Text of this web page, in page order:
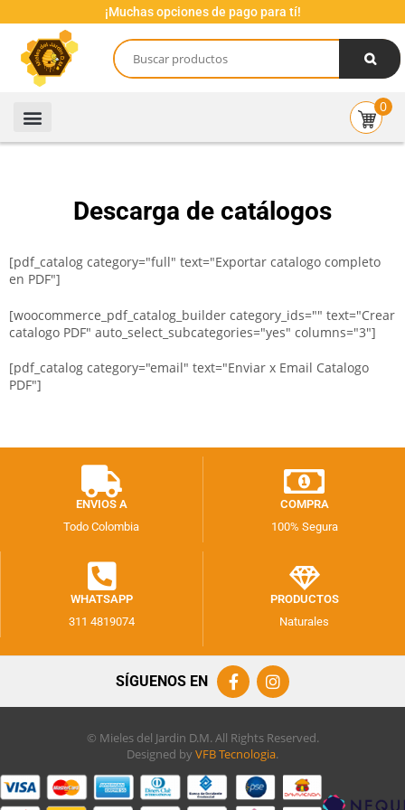
¡Muchas opciones de pago para tí!
0
Descarga de catálogos
[pdf_catalog category="full" text="Exportar catalogo completo
en PDF"]
[woocommerce_pdf_catalog_builder category_ids="" text="Crear
catalogo PDF" auto_select_subcategories="yes" columns="3"]
[pdf_catalog category="email" text="Enviar x Email Catalogo
PDF"]
ENVIOS A
Todo Colombia
COMPRA
100% Segura
WHATSAPP
311 4819074
PRODUCTOS
Naturales
SÍGUENOS EN
© Mieles del Jardin D.M. All Rights Reserved.
Designed by VFB Tecnologia.